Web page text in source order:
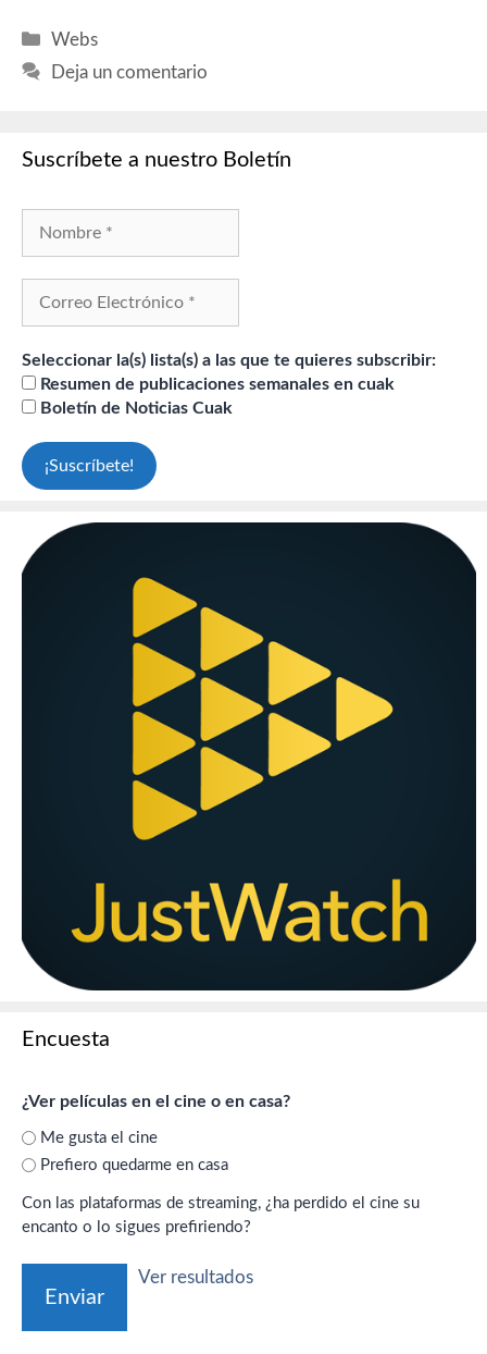
Categorías
Webs
Deja un comentario
Suscríbete a nuestro Boletín
Seleccionar la(s) lista(s) a las que te quieres subscribir:
Resumen de publicaciones semanales en cuak
Boletín de Noticias Cuak
Encuesta
¿Ver películas en el cine o en casa?
Me gusta el cine
Prefiero quedarme en casa
Con las plataformas de streaming, ¿ha perdido el cine su
encanto o lo sigues prefiriendo?
Ver resultados